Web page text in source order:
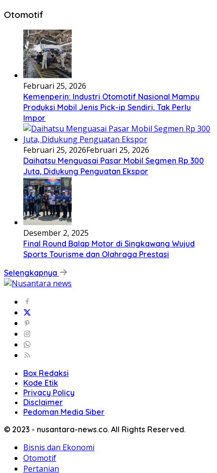
Otomotif
Februari 25, 2026
Kemenperin: Industri Otomotif Nasional Mampu
Produksi Mobil Jenis Pick-ip Sendiri, Tak Perlu
Impor
Februari 25, 2026Februari 25, 2026
Daihatsu Menguasai Pasar Mobil Segmen Rp 300
Juta, Didukung Penguatan Ekspor
Desember 2, 2025
Final Round Balap Motor di Singkawang Wujud
Sports Tourisme dan Olahraga Prestasi
Selengkapnya
Box Redaksi
Kode Etik
Privacy Policy
Disclaimer
Pedoman Media Siber
© 2023 - nusantara-news.co. All Rights Reserved.
Bisnis dan Ekonomi
Otomotif
Pertanian